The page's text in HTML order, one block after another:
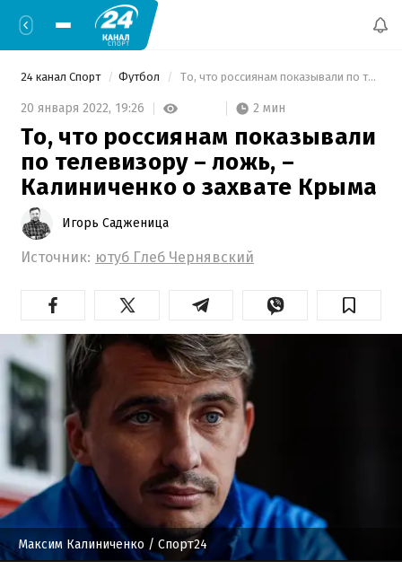
24 канал Спорт Футбол То, что россиянам показывали по телевизору – ложь, – Калиниченко о захвате Крыма
20 января 2022, 19:26 2 мин
То, что россиянам показывали
по телевизору – ложь, –
Калиниченко о захвате Крыма
Игорь Садженица
Источник: ютуб Глеб Чернявский
Максим Калиниченко / Спорт24